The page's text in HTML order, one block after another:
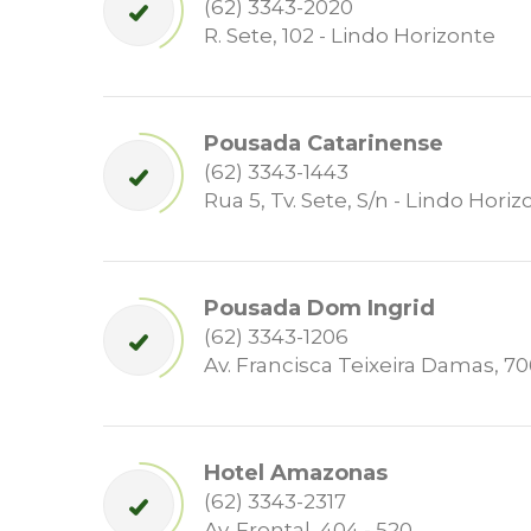
(62) 3343-2020
R. Sete, 102 - Lindo Horizonte
Pousada Catarinense
(62) 3343-1443
Rua 5, Tv. Sete, S/n - Lindo
Pousada Dom Ingrid
(62) 3343-1206
Av. Francisca Teixeira Damas,
Hotel Amazonas
(62) 3343-2317